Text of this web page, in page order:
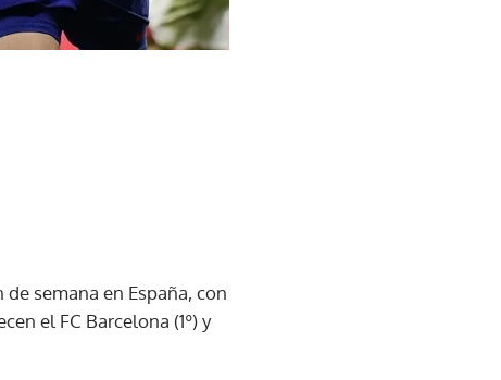
semana en España, con
el FC Barcelona (1º) y